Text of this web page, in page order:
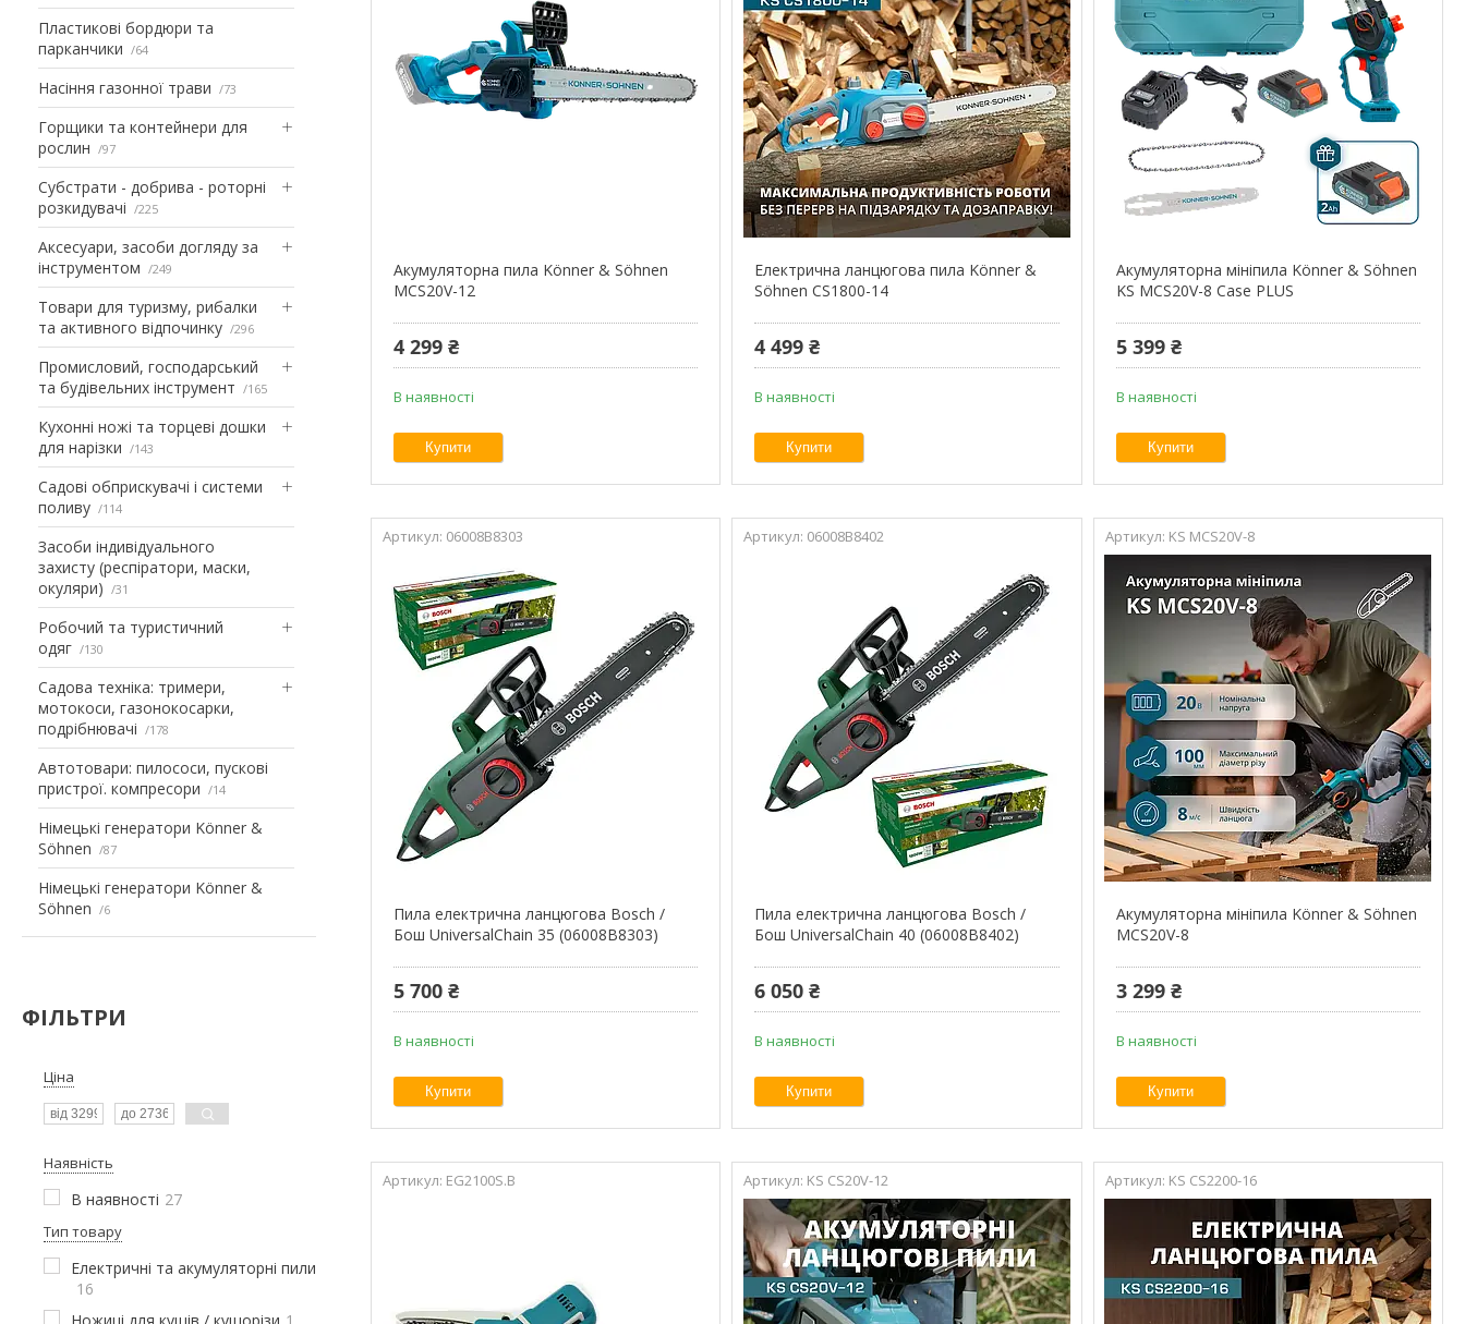
Пластикові бордюри та
парканчики
64
Насіння газонної трави 73
Горщики та контейнери для
рослин
97
Субстрати - добрива - роторні
розкидувачі
225
Аксесуари, засоби догляду за
інструментом
249
Товари для туризму, рибалки
та активного відпочинку
296
Промисловий, господарський
та будівельних інструмент
165
Кухонні ножі та торцеві дошки
для нарізки
143
Садові обприскувачі і системи
поливу
114
Засоби індивідуального
захисту (респіратори, маски,
окуляри)
31
Робочий та туристичний
одяг
130
Садова техніка: тримери,
мотокоси, газонокосарки,
подрібнювачі
178
Автотовари: пилососи, пускові
пристрої. компресори
14
Німецькі генератори Könner &
Söhnen
87
Німецькі генератори Könner &
Söhnen
6
ФІЛЬТРИ
Ціна
Наявність
В наявності 27
Тип товару
Електричні та акумуляторні пили
16
Ножиці для кущів / кущорізи 1
Акумуляторна пила Könner & Söhnen
MCS20V-12
4 299 ₴
В наявності
Купити
Електрична ланцюгова пила Könner &
Söhnen CS1800-14
4 499 ₴
В наявності
Купити
Акумуляторна мініпила Könner & Söhnen
KS MCS20V-8 Case PLUS
5 399 ₴
В наявності
Купити
06008B8303
Пила електрична ланцюгова Bosch /
Бош UniversalChain 35 (06008B8303)
5 700 ₴
В наявності
Купити
06008B8402
Пила електрична ланцюгова Bosch /
Бош UniversalChain 40 (06008B8402)
6 050 ₴
В наявності
Купити
KS MCS20V-8
Акумуляторна мініпила Könner & Söhnen
MCS20V-8
3 299 ₴
В наявності
Купити
EG2100S.B KS CS20V-12 KS CS2200-16